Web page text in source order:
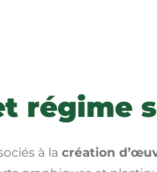
régime
à la création